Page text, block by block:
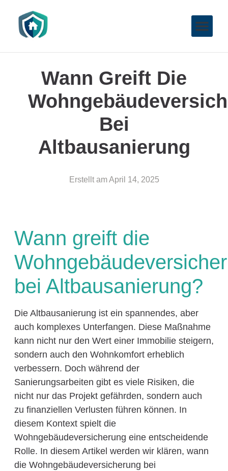
Wann Greift Die
Bei
Altbausanierung
Erstellt am April 14, 2025
Wann greift die
bei Altbausanierung?
Die Altbausanierung ist ein spannendes, aber
auch komplexes Unterfangen. Diese Maßnahme
kann nicht nur den Wert einer Immobilie steigern,
sondern auch den Wohnkomfort erheblich
verbessern. Doch während der
Sanierungsarbeiten gibt es viele Risiken, die
nicht nur das Projekt gefährden, sondern auch
zu finanziellen Verlusten führen können. In
diesem Kontext spielt die
Wohngebäudeversicherung eine entscheidende
Rolle. In diesem Artikel werden wir klären, wann
die Wohngebäudeversicherung bei